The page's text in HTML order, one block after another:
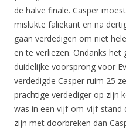
de halve finale. Casper
mislukte faliekant en na
gaan verdedigen om niet
en te verliezen. Ondanks het
duidelijke voorsprong voor
verdedigde Casper ruim 25
prachtige verdediger op zijn
was in een vijf-om-vijf-stand
zijn met doorbreken dan